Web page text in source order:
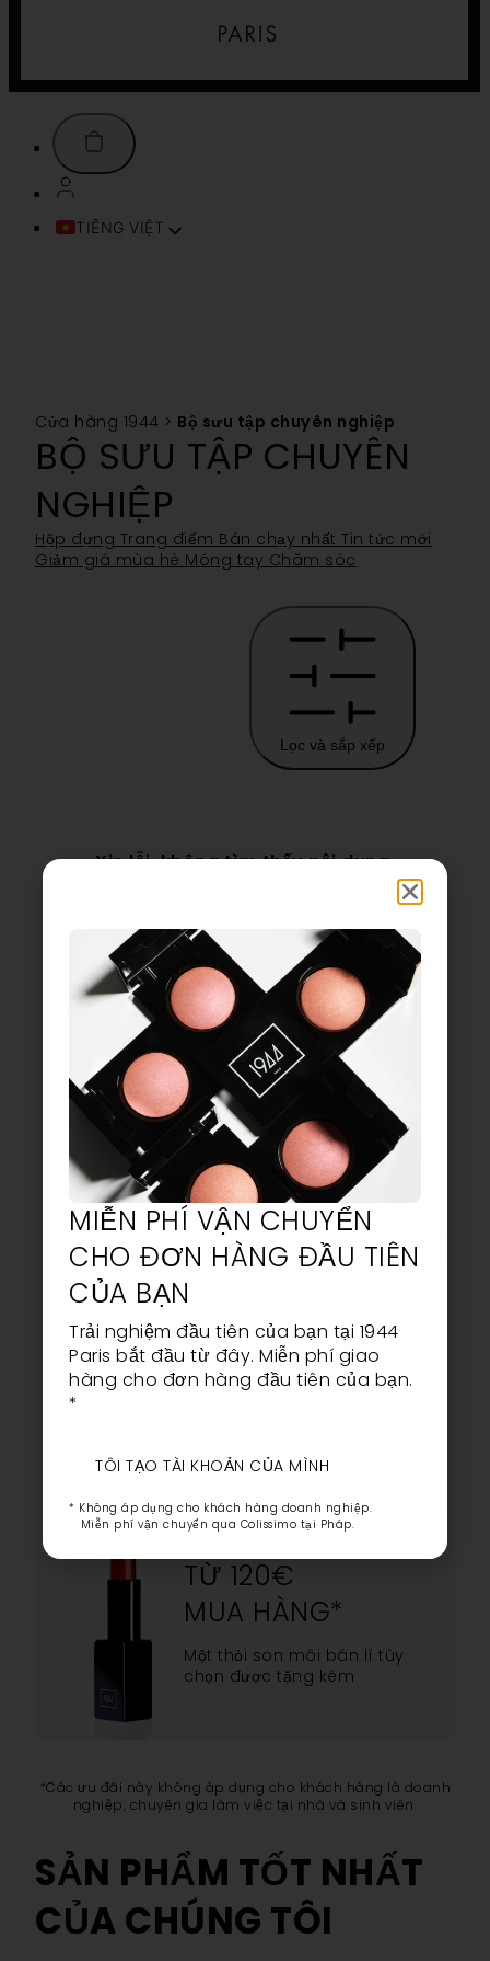
TIẾNG VIỆT
TÜRKÇE
简体中文
SVENSKA
Cửa hàng 1944 > Bộ sưu tập chuyên nghiệp
BỘ SƯU TẬP CHUYÊN
NGHIỆP
Hộp đựng Trang điểm Bán chạy nhất Tin tức mới
Giảm giá mùa hè Móng tay Chăm sóc
Lọc và sắp xếp
Xin lỗi, không tìm thấy nội dung.
TỪ 60€
MUA HÀNG*
một chiếc mặt nạ tùy chọn
được tặng kèm
TỪ 90€
MUA HÀNG*
một loại sơn móng tay thuần
TỪ 120€
MUA HÀNG*
Một thỏi son môi bán lì tùy
chọn được tặng kèm
*Các ưu đãi này không áp dụng cho khách hàng là doanh
nghiệp, chuyên gia làm việc tại nhà và sinh viên.
SẢN PHẨM TỐT NHẤT
CỦA CHÚNG TÔI
MIỄN PHÍ VẬN CHUYỂN
CHO ĐƠN HÀNG ĐẦU TIÊN
CỦA BẠN
Trải nghiệm đầu tiên của bạn tại 1944
Paris bắt đầu từ đây. Miễn phí giao
hàng cho đơn hàng đầu tiên của bạn.
*
TÔI TẠO TÀI KHOẢN CỦA MÌNH
* Không áp dụng cho khách hàng doanh nghiệp.
Miễn phí vận chuyển qua Colissimo tại Pháp.